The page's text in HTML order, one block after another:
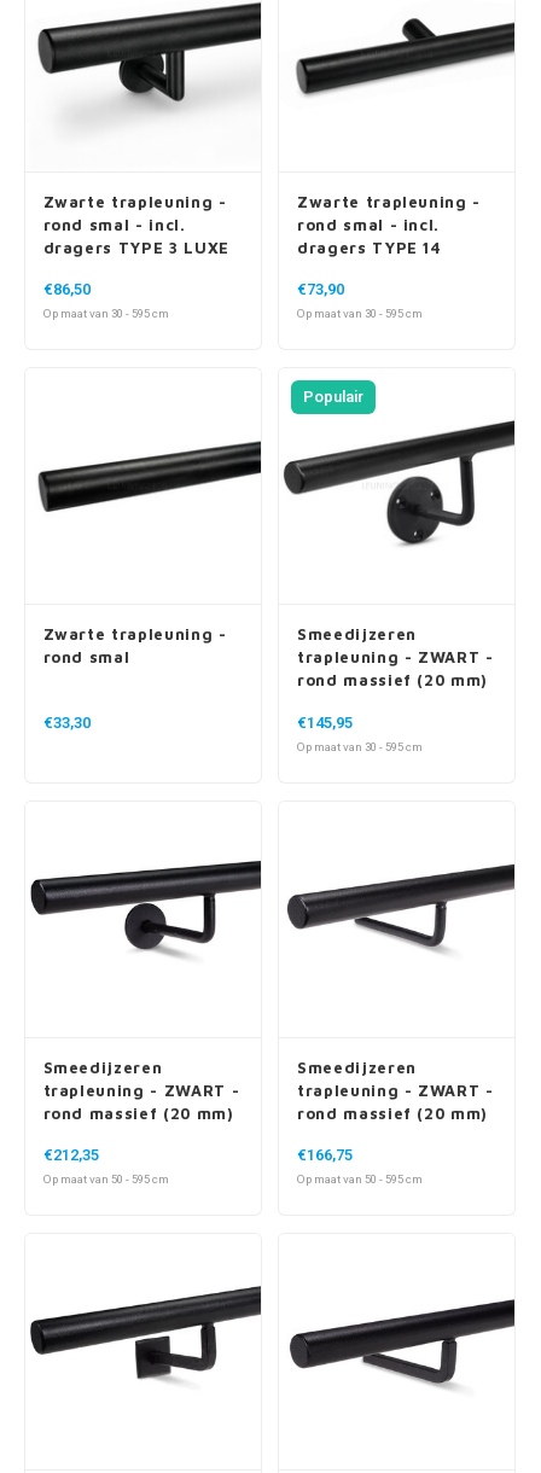
Zwarte trapleuning -
rond smal - incl.
dragers TYPE 3 LUXE
€86,50
Op maat van 30 - 595 cm
Zwarte trapleuning -
rond smal - incl.
dragers TYPE 14
€73,90
Op maat van 30 - 595 cm
Zwarte trapleuning -
rond smal
€33,30
Populair
Smeedijzeren
trapleuning - ZWART -
rond massief (20 mm)
€145,95
Op maat van 30 - 595 cm
Smeedijzeren
trapleuning - ZWART -
rond massief (20 mm)
met rozet
€212,35
Op maat van 50 - 595 cm
Smeedijzeren
trapleuning - ZWART -
rond massief (20 mm)
€166,75
Op maat van 50 - 595 cm